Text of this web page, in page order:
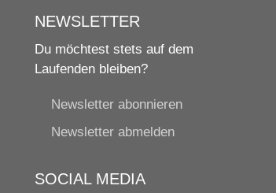
NEWSLETTER
Du möchtest stets auf dem
Laufenden bleiben?
Newsletter abonnieren
Newsletter abmelden
SOCIAL MEDIA